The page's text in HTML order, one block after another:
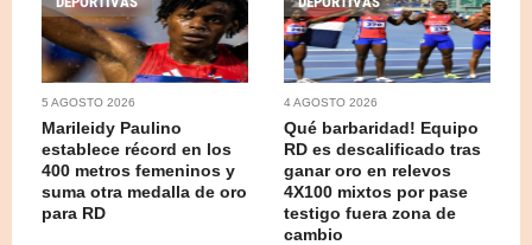
5 AGOSTO 2026
Marileidy Paulino
establece récord en los
400 metros femeninos y
suma otra medalla de oro
para RD
4 AGOSTO 2026
Qué barbaridad! Equipo
RD es descalificado tras
ganar oro en relevos
4X100 mixtos por pase
testigo fuera zona de
cambio